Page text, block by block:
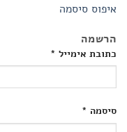
איפוס סיסמה
הרשמה
כתובת אימייל *
סיסמה *